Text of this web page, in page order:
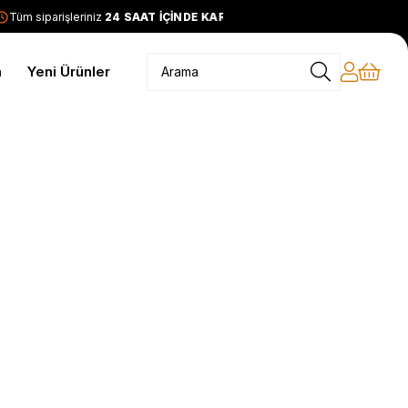
siparişleriniz24 SAAT İÇİNDE KARGODA
Yeni Ürünler